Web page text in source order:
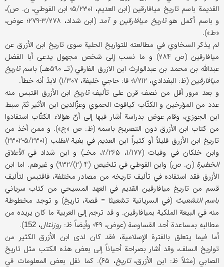
القدیمة باسم تاریخ میافارقین (ابن العدیم، ۵/۲۳۰۱؛ ابن الفوطي، ن. ص)،
و باسم أکمل هوتاریخ میافارقین و آمد
(ابن شداد، ۳/۲۷۸-۲۷۹؛ عوض،
«ط»).
لم یذکر السخاوي في مطالعته للتواریخ الحلیة سوی تاریخ ابن الأزرق عن
میافارقین (ص ۲۸۴) و ما نسب إلی شخص مجهول یدعی أبا الفضل
عبدالله بن محمد بن عبدالوارث ابن الازرق الفارقي (تـ ۵۹۰هـ) باسم
تاریخ
میافارقین (ظ: البغدادي، ۱/۲۱۲؛ قا: حاجي خلیفة، ۱/۳۰۷) لابدّ أنه خطأ.
و بعد مرور أقل من نصف قرن علی تألیفتاریخابن الأزرق اقتبس منه
عدد من المؤرخین و الکتّاب کیاقوت الحموي وعزّالدین ابن الأثیر ثمّ سبط
ابن الجوزي، وقام عوض بدراسة أشار فیها إلی أنّ هؤلاء الکتّاب استفادوا
من کتاب ابن الأزرق دون التصریح باسمه (ظ: ص «ج»). و ممن أخذ من
تاریخ ابن الأزرق قلیلاً أو کثیراً ابن العدیم في بغیةالطلب
(۵/۲۳۰۱-۲۳۰۲)
وابن خلکان في وفیات (۱/۱۷۷، ۲/۲۶۵، مخـ) و ابن شداد في
الأعلاق
الخطیرة
(ن. ص) وابن الفوطي في تلخیص (۴ (۲)/۹۳۲) و غیرهم. اما ابن
الأزرق فقد استفاده في تألیف تاریخه من مصادر مختلفة، فاقتبس لتألیف
قسم من تاریخ میافارقین القدیم في العهد المسیحي من کتاب سریاني
باسم التشعیث (في السریانیة تشعیثا = قصة، تاریخ) و توجد مخطوطة
منه في البیعة الملکیة بمیافارقین. و قد ترجم إلی العربیة ما کان یریده من
مطالبه بمساعدة أحد القساوسة (عوض، ۴۹؛ وأیضاً ظ:
روزنتال، 152
).
أما فیما یتعلق بالفترة الإِسلامیة، فقد کان لدی ابن الأزرق الکثیر من
تواریخ السلف، وقد أشار بصراحة أحیاناً إلی بعض هذه الکتب مثل تاریخ
الصابي (مثلاً ظ: ابن الأزرق،تاریخ
، ۶۵). کما نقل بعض المعلومات في